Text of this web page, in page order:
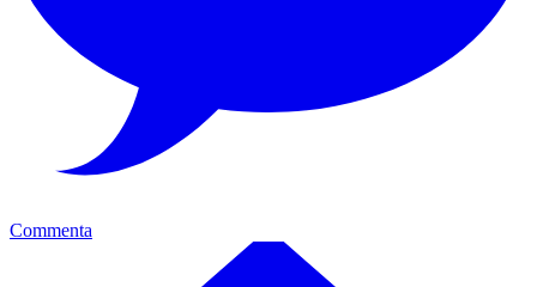
Commenta